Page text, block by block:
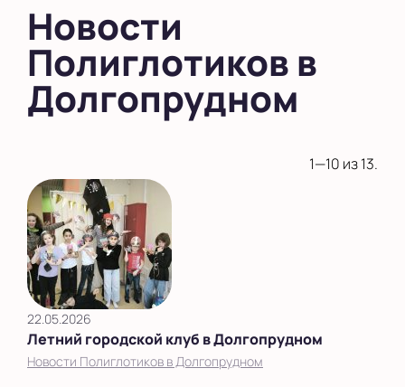
в Чехове
Показать на карте
Выбрать другой город
Новости
Полиглотиков в
Долгопрудном
1—10 из 13.
22.05.2026
Летний городской клуб в Долгопрудном
Новости Полиглотиков в Долгопрудном